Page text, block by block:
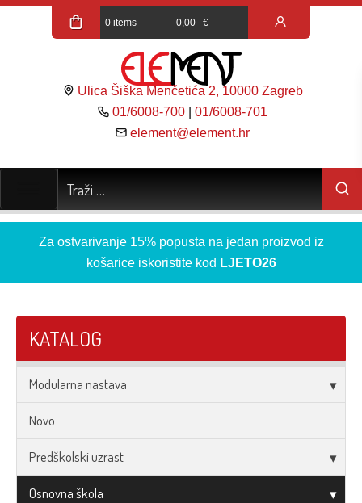
0 items 0,00 €
Ulica Šiška Menčetića 2, 10000 Zagreb
01/6008-700 |01/6008-701
element@element.hr
Za ostvarivanje 15% popusta na jedan proizvod iz
košarice iskoristite kod LJETO26
KATALOG
Modularna nastava
Novo
Predškolski uzrast
Osnovna škola